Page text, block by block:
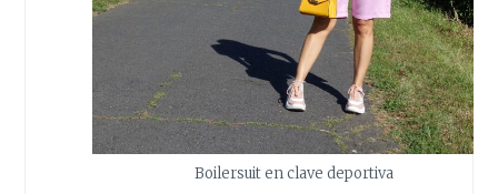
Boilersuit en clave deportiva